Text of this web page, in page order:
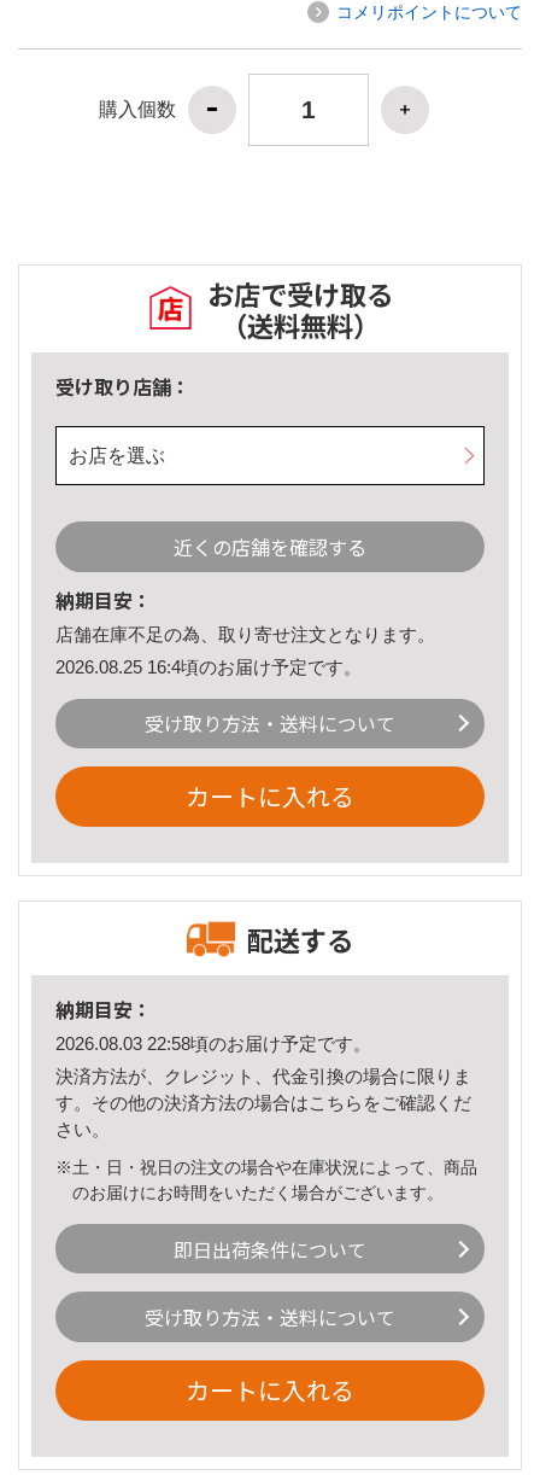
コメリポイントについて
購入個数
お店で受け取る
（送料無料）
受け取り店舗：
お店を選ぶ
近くの店舗を確認する
納期目安：
店舗在庫不足の為、取り寄せ注文となります。
2026.08.25 16:4頃のお届け予定です。
受け取り方法・送料について
カートに入れる
配送する
納期目安：
2026.08.03 22:58頃のお届け予定です。
決済方法が、クレジット、代金引換の場合に限りま
す。その他の決済方法の場合はこちら をご確認くだ
さい。
※土・日・祝日の注文の場合や在庫状況によって、商品
のお届けにお時間をいただく場合がございます。
即日出荷条件について
受け取り方法・送料について
カートに入れる